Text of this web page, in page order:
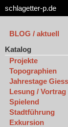
schlagetter-p.de
BLOG / aktuell
Katalog
Projekte
Topographien
Jahrestage
Lesung / Vortrag
Spielend
Stadtführung
Exkursion